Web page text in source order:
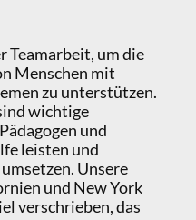
Teamarbeit, um die
Menschen mit
zu unterstützen.
wichtige
und
leisten und
Unsere
und New York
verschrieben, das